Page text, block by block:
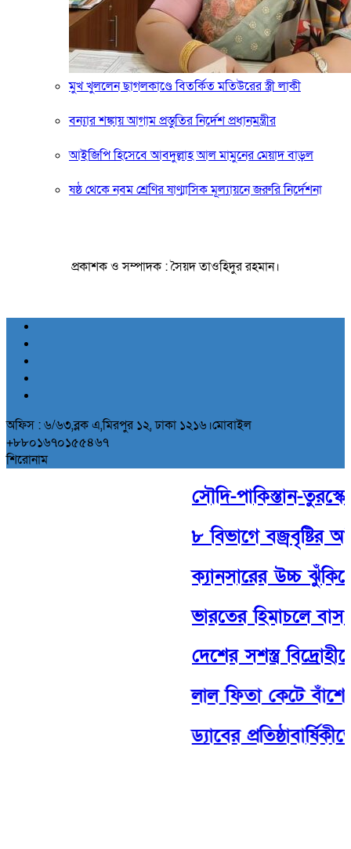
মুখ খুললেন ছাগলকাণ্ডে বিতর্কিত মতিউরের স্ত্রী লাকী
বন্যার শঙ্কায় আগাম প্রস্তুতির নির্দেশ প্রধানমন্ত্রীর
আইজিপি হিসেবে আবদুল্লাহ আল মামুনের মেয়াদ বাড়ল
ষষ্ঠ থেকে নবম শ্রেণির ষাণ্মাসিক মূল্যায়নে জরুরি নির্দেশনা
প্রকাশক ও সম্পাদক : সৈয়দ তাওহিদুর রহমান।
অফিস : ৬/৬৩,ব্লক এ,মিরপুর ১২, ঢাকা ১২১৬।মোবাইল
+৮৮০১৬৭০১৫৫৪৬৭
শিরোনাম
সৌদি-পাকিস্তান-
৮ বিভাগে বজ্রবৃষ্টির
ক্যানসারের উচ্চ ঝুঁকিতে
ভারতের হিমাচলে
দেশের সশস্ত্র
লাল ফিতা কেটে
ড্যাবের